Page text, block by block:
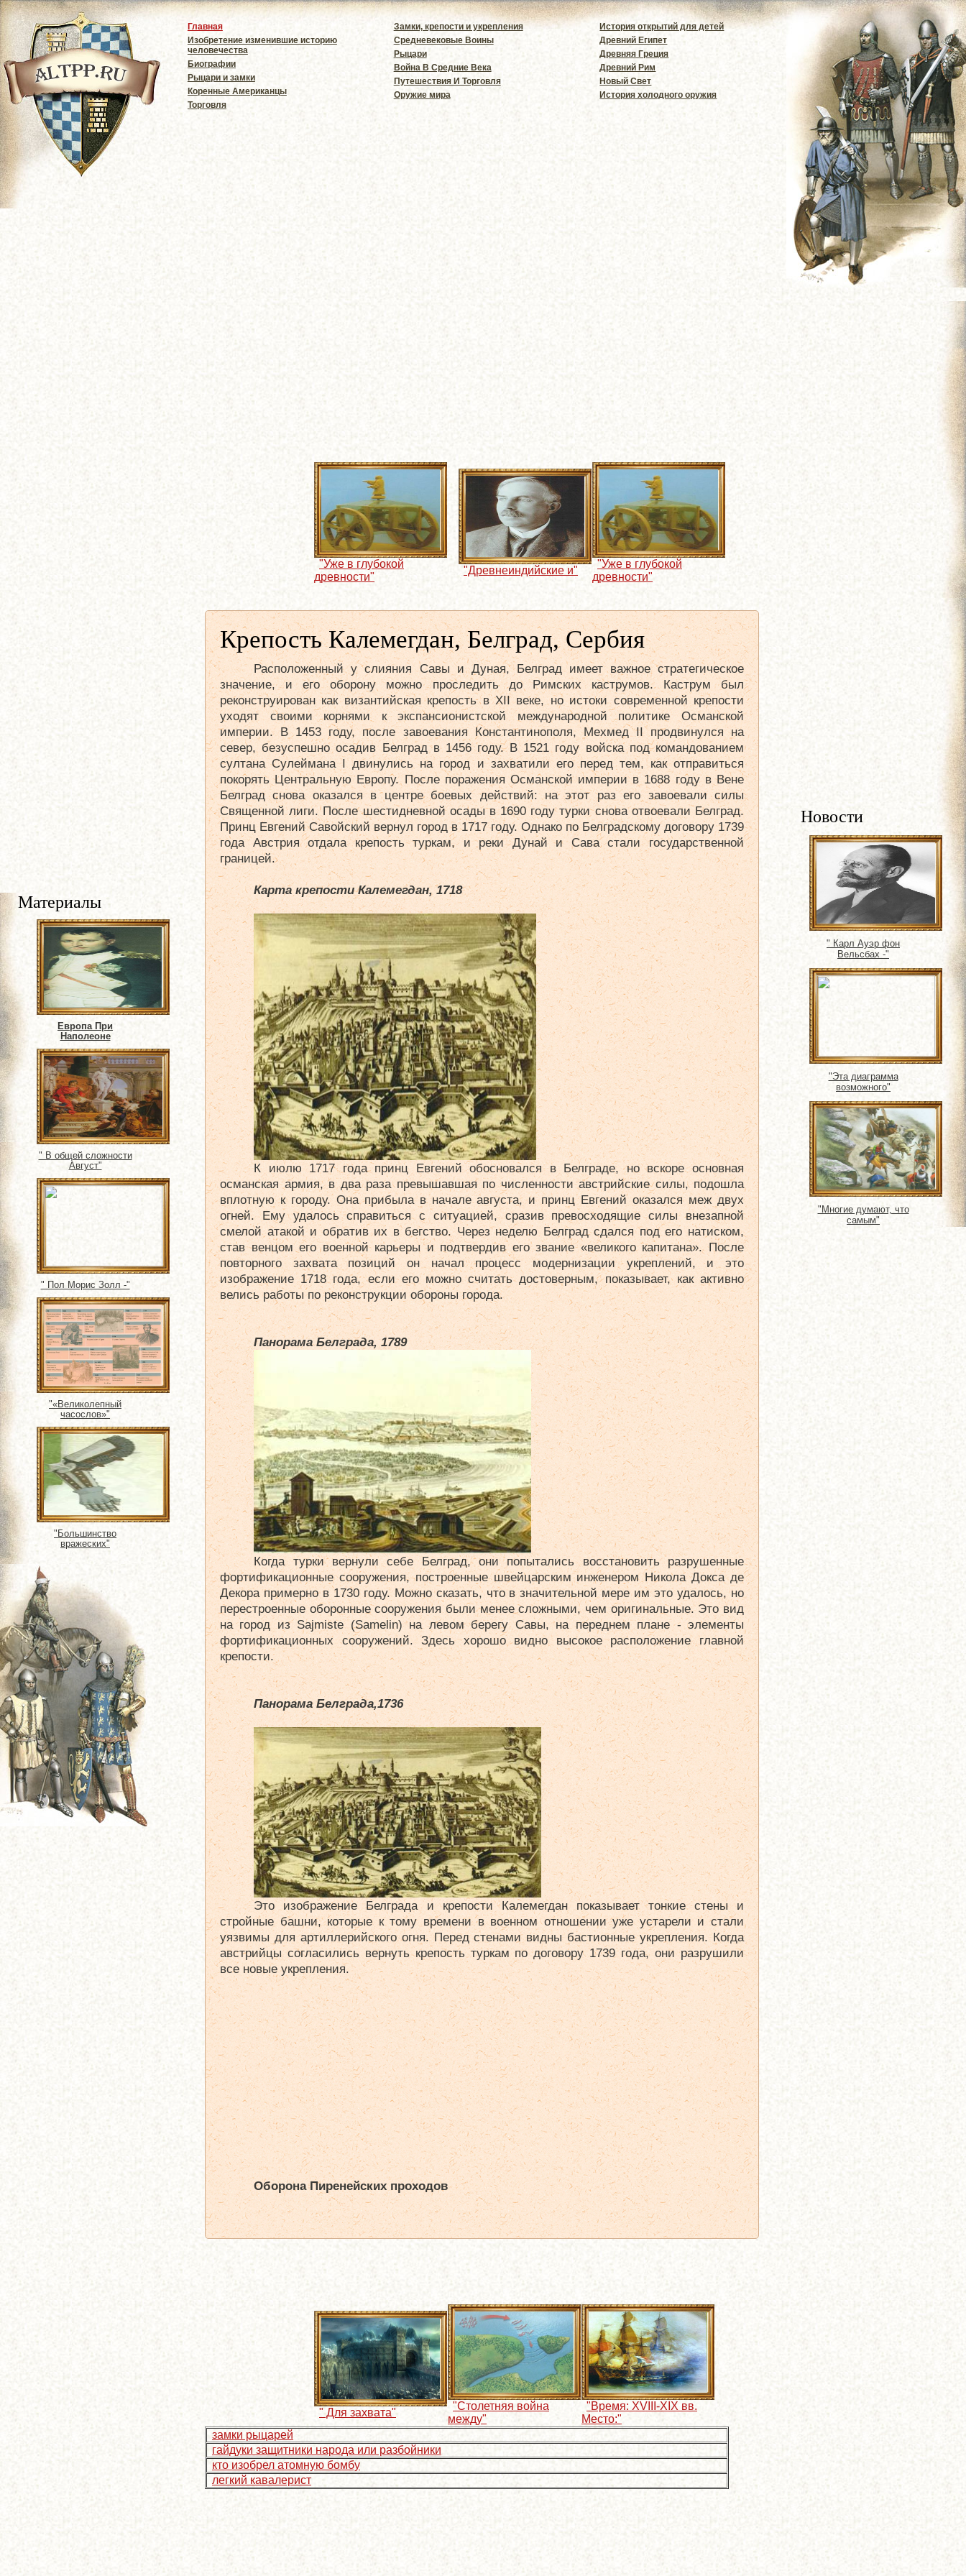
Новости
" Карл Ауэр фон
Вельсбах -"
"Эта диаграмма
возможного"
"Многие думают, что
самым"
Главная
Изобретение изменившие историю
человечества
Биографии
Рыцари и замки
Коренные Американцы
Торговля
Замки, крепости и укрепления
Средневековые Воины
Рыцари
Война В Средние Века
Путешествия И Торговля
Оружие мира
История открытий для детей
Древний Египет
Древняя Греция
Древний Рим
Новый Свет
История холодного оружия
Материалы
Европа При
Наполеоне
" В общей сложности
Август"
" Пол Морис Золл -"
"«Великолепный
часослов»"
"Большинство
вражеских"
"Уже в глубокой
древности"
"Древнеиндийские и"
"Уже в глубокой
древности"
Крепость Калемегдан, Белград, Сербия
Расположенный у слияния Савы и Дуная, Белград имеет важное стратегическое
значение, и его оборону можно проследить до Римских каструмов. Каструм был
реконструирован как византийская крепость в XII веке, но истоки современной крепости
уходят своими корнями к экспансионистской международной политике Османской
империи. В 1453 году, после завоевания Константинополя, Мехмед II продвинулся на
север, безуспешно осадив Белград в 1456 году. В 1521 году войска под командованием
султана Сулеймана I двинулись на город и захватили его перед тем, как отправиться
покорять Центральную Европу. После поражения Османской империи в 1688 году в Вене
Белград снова оказался в центре боевых действий: на этот раз его завоевали силы
Священной лиги. После шестидневной осады в 1690 году турки снова отвоевали Белград.
Принц Евгений Савойский вернул город в 1717 году. Однако по Белградскому договору 1739
года Австрия отдала крепость туркам, и реки Дунай и Сава стали государственной
границей.
Карта крепости Калемегдан, 1718
К июлю 1717 года принц Евгений обосновался в Белграде, но вскоре основная
османская армия, в два раза превышавшая по численности австрийские силы, подошла
вплотную к городу. Она прибыла в начале августа, и принц Евгений оказался меж двух
огней. Ему удалось справиться с ситуацией, сразив превосходящие силы внезапной
смелой атакой и обратив их в бегство. Через неделю Белград сдался под его натиском,
став венцом его военной карьеры и подтвердив его звание «великого капитана». После
повторного захвата позиций он начал процесс модернизации укреплений, и это
изображение 1718 года, если его можно считать достоверным, показывает, как активно
велись работы по реконструкции обороны города.
Панорама Белграда,1789
Когда турки вернули себе Белград, они попытались восстановить разрушенные
фортификационные сооружения, построенные швейцарским инженером Никола Докса де
Декора примерно в 1730 году. Можно сказать, что в значительной мере им это удалось, но
перестроенные оборонные сооружения были менее сложными, чем оригинальные. Это вид
на город из Sajmiste (Samelin) на левом берегу Савы, на переднем плане - элементы
фортификационных сооружений. Здесь хорошо видно высокое расположение главной
крепости.
Панорама Белграда,1736
Это изображение Белграда и крепости Калемегдан показывает тонкие стены и
стройные башни, которые к тому времени в военном отношении уже устарели и стали
уязвимы для артиллерийского огня. Перед стенами видны бастионные укрепления. Когда
австрийцы согласились вернуть крепость туркам по договору 1739 года, они разрушили
все новые укрепления.
Оборона Пиренейских проходов
" Для захвата"
"Столетняя война
между"
"Время: XVIII-XIX вв.
Место:"
замки рыцарей
гайдуки защитники народа или разбойники
кто изобрел атомную бомбу
легкий кавалерист